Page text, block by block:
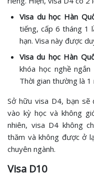
Visa du học Hàn
tiếng, cấp 6 tháng 1
hạn. Visa này được
Visa du học Hàn
khóa học nghề
Thời gian thường là
Sở hữu visa D4, bạn
vào kỳ học và không
nhiên, visa D4 không
thăm và không được ở
chuyên ngành.
Visa D10